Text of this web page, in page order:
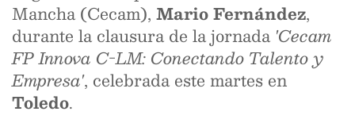
Mancha (Cecam), Mario Fernández,
durante la clausura de la jornada 'Cecam
FP Innova C-LM: Conectando Talento y
Empresa', celebrada este martes en
Toledo.